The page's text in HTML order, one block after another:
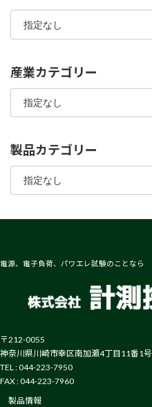
産業カテゴリー
製品カテゴリー
電源、電子負荷、パワエレ試験のことなら
〒212-0055
神奈川県川崎市幸区南加瀬4丁目11番1号
TEL : 044-223-7950
FAX : 044-223-7960
製品情報